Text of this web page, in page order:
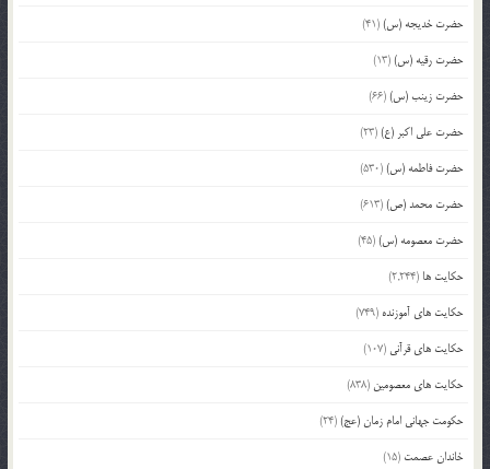
حضرت خدیجه (س)(41)
حضرت رقیه (س)(13)
حضرت زینب (س)(66)
حضرت علی اکبر (ع)(23)
حضرت فاطمه (س)(530)
حضرت محمد (ص)(613)
حضرت معصومه (س)(45)
حکایت ها (2,244)
حکایت های آموزنده (749)
حکایت های قرآنی (107)
حکایت های معصومین (838)
حکومت جهانی امام زمان (عج)(24)
خاندان عصمت (15)